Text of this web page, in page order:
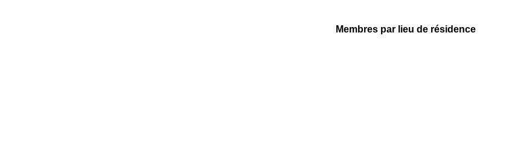
Membres par lieu de résidence